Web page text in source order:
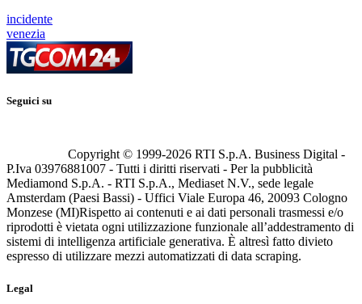
incidente
venezia
Seguici su
Copyright © 1999-2026 RTI S.p.A. Business Digital -
P.Iva 03976881007 - Tutti i diritti riservati - Per la pubblicità
Mediamond S.p.A. - RTI S.p.A., Mediaset N.V., sede legale
Amsterdam (Paesi Bassi) - Uffici Viale Europa 46, 20093 Cologno
Monzese (MI)Rispetto ai contenuti e ai dati personali trasmessi e/o
riprodotti è vietata ogni utilizzazione funzionale all’addestramento di
sistemi di intelligenza artificiale generativa. È altresì fatto divieto
espresso di utilizzare mezzi automatizzati di data scraping.
Legal